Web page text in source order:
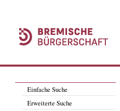
Einfache Suche
Erweiterte Suche